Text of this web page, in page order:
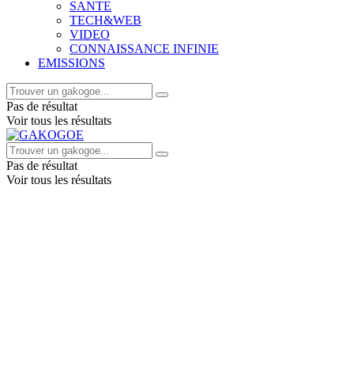
SANTE
TECH&WEB
VIDEO
CONNAISSANCE INFINIE
EMISSIONS
Pas de résultat
Voir tous les résultats
Pas de résultat
Voir tous les résultats